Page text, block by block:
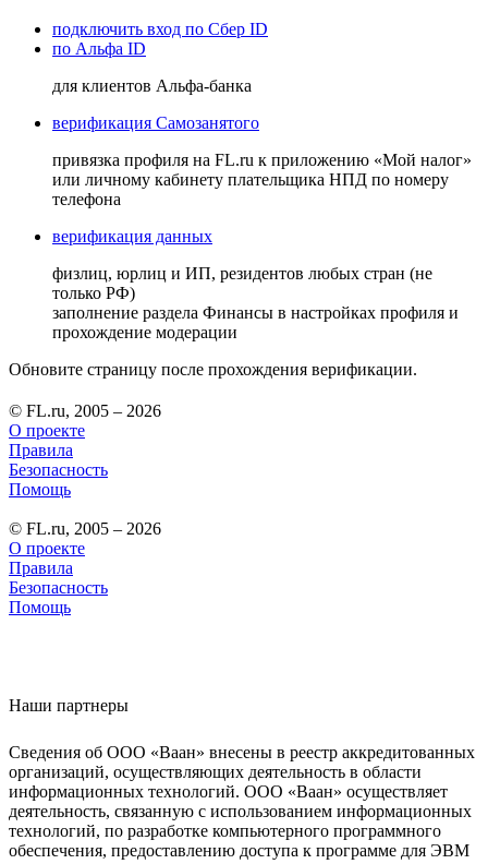
подключить вход по Сбер ID
по Альфа ID
для клиентов Альфа-банка
верификация Самозанятого
привязка профиля на FL.ru к приложению «Мой налог»
или личному кабинету плательщика НПД по номеру
телефона
верификация данных
физлиц, юрлиц и ИП, резидентов любых стран (не
только РФ)
заполнение раздела Финансы в настройках профиля и
прохождение модерации
Обновите страницу после прохождения верификации.
© FL.ru, 2005 – 2026
О проекте
Правила
Безопасность
Помощь
© FL.ru, 2005 – 2026
О проекте
Правила
Безопасность
Помощь
Наши партнеры
Сведения об ООО «Ваан» внесены в реестр аккредитованных
организаций, осуществляющих деятельность в области
информационных технологий. ООО «Ваан» осуществляет
деятельность, связанную с использованием информационных
технологий, по разработке компьютерного программного
обеспечения, предоставлению доступа к программе для ЭВМ